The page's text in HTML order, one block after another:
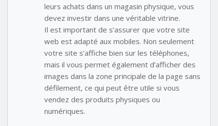
leurs achats dans un magasin physique, vous
devez investir dans une véritable vitrine.
Il est important de s’assurer que votre site
web est adapté aux mobiles. Non seulement
votre site s’affiche bien sur les téléphones,
mais il vous permet également d’afficher des
images dans la zone principale de la page sans
défilement, ce qui peut être utile si vous
vendez des produits physiques ou
numériques.